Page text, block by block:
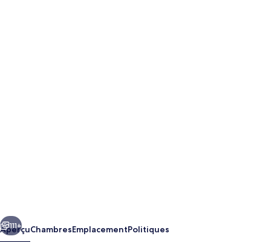
Resort
Suivant
111+
AperçuChambresEmplacementPolitiques